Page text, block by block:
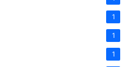
1
1
1